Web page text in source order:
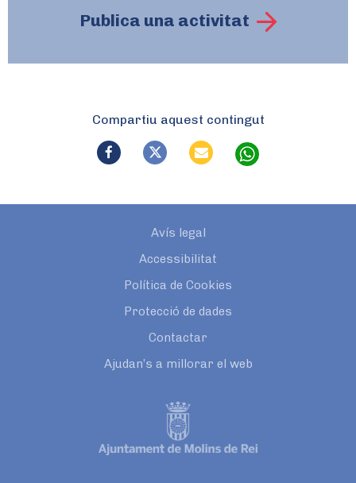
Publica una activitat
Compartiu aquest contingut
Avís legal
Accessibilitat
Política de Cookies
Protecció de dades
Contactar
Ajudan’s a millorar el web